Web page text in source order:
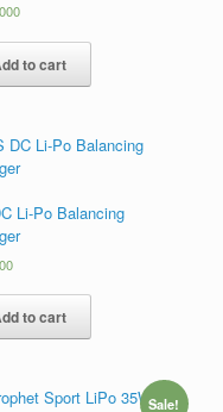
to cart
Li-Po Balancing
to cart
Sale!